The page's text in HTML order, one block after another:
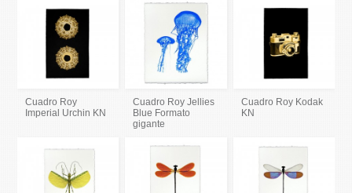
Cuadro Roy
Imperial Urchin KN
Cuadro Roy Jellies
Blue Formato
gigante
Cuadro Roy Kodak
KN